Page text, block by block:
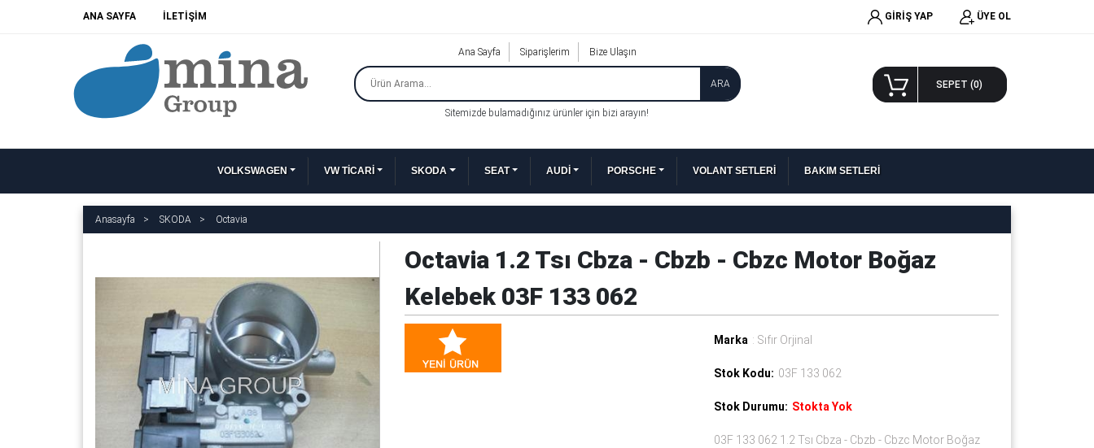
ANA SAYFA İLETİŞİM GİRİŞ YAP ÜYE OL
Ana Sayfa Siparişlerim Bize Ulaşın
ARA
Sitemizde bulamadığınız ürünler için bizi arayın!
SEPET (0)
VOLKSWAGEN VW TİCARİ SKODA SEAT AUDİ PORSCHE VOLANT SETLERİ BAKIM SETLERİ
Anasayfa SKODA Octavia
Octavia 1.2 Tsı Cbza - Cbzb - Cbzc Motor Boğaz
Kelebek 03F 133 062
Marka : Sıfır Orjinal
Stok Kodu: 03F 133 062
Stok Durumu: Stokta Yok
03F 133 062 1.2 Tsı Cbza - Cbzb - Cbzc Motor Boğaz